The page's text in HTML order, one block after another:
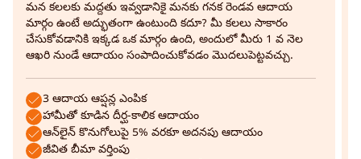
మన కలలకు మద్దతు ఇవ్వడానికై మనకు గనక రెండవ ఆదాయ
మార్గం ఉంటే అద్భుతంగా ఉంటుంది కదూ? మీ కలలు సాకారం
చేసుకోవడానికి ఇక్కడ ఒక మార్గం ఉంది, అందులో మీరు 1 వ నెల
ఆఖరి నుండే ఆదాయం సంపాదించుకోవడం మొదలుపెట్టవచ్చు.
3 ఆదాయ ఆప్షన్ల ఎంపిక
హామీతో కూడిన దీర్ఘ-కాలిక ఆదాయం
ఆన్‌లైన్ కొనుగోలుపై 5% వరకూ అదనపు ఆదాయం
జీవిత బీమా వర్తింపు